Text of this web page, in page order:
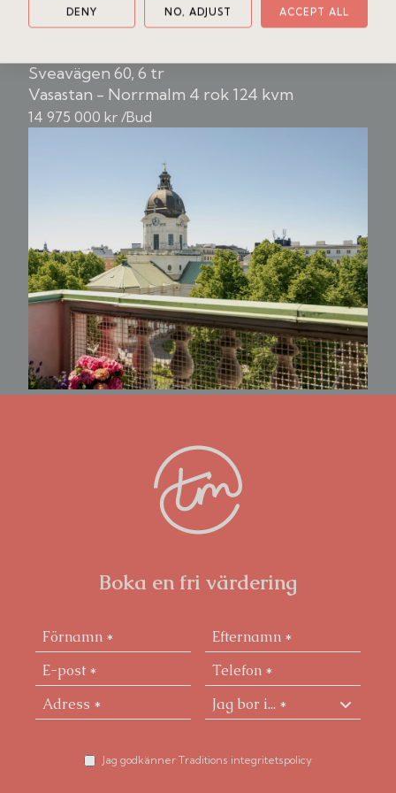
ett stort badrum med tvättmaskin och torktumlare.
flertalet år har föreningen gett sina medlemmar 3-4
avgiftsfria månader tack vare de goda lokalintäkterna.
Sveavägen 60, 6 tr
Vasastan - Norrmalm 4 rok 124 kvm
14 975 000 kr /Bud
Boka en fri värdering
Jag godkänner Traditions integritetspolicy
DENY NO, ADJUST ACCEPT ALL